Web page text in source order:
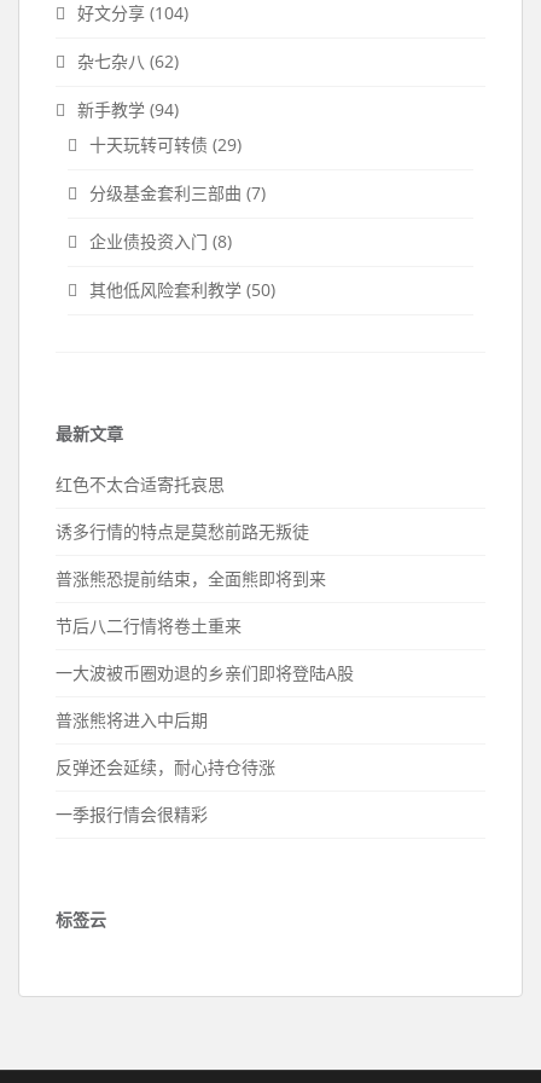
好文分享 (104)
杂七杂八 (62)
新手教学 (94)
十天玩转可转债 (29)
分级基金套利三部曲 (7)
企业债投资入门 (8)
其他低风险套利教学 (50)
最新文章
红色不太合适寄托哀思
诱多行情的特点是莫愁前路无叛徒
普涨熊恐提前结束，全面熊即将到来
节后八二行情将卷土重来
一大波被币圈劝退的乡亲们即将登陆A股
普涨熊将进入中后期
反弹还会延续，耐心持仓待涨
一季报行情会很精彩
标签云